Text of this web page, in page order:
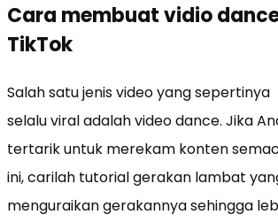
Cara membuat vidio
TikTok
Salah satu jenis video yang sepertinya
selalu viral adalah video dance. Jika
tertarik untuk merekam konten
ini, carilah tutorial gerakan lambat
menguraikan gerakannya sehingga